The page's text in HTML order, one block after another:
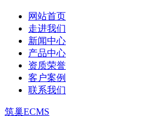
网站首页
走进我们
新闻中心
产品中心
资质荣誉
客户案例
联系我们
筑巢ECMS